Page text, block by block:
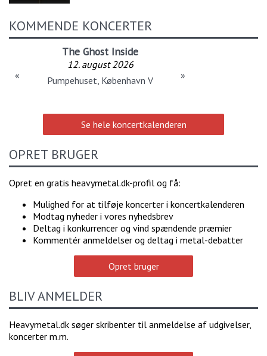
KOMMENDE KONCERTER
The Ghost Inside
12. august 2026
Pumpehuset, København V
« »
Se hele koncertkalenderen
OPRET BRUGER
Opret en gratis heavymetal.dk-profil og få:
Mulighed for at tilføje koncerter i koncertkalenderen
Modtag nyheder i vores nyhedsbrev
Deltag i konkurrencer og vind spændende præmier
Kommentér anmeldelser og deltag i metal-debatter
Opret bruger
BLIV ANMELDER
Heavymetal.dk søger skribenter til anmeldelse af udgivelser,
koncerter m.m.